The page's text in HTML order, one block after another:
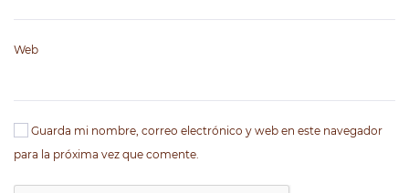
Web
Guarda mi nombre, correo electrónico y web en este navegador
para la próxima vez que comente.